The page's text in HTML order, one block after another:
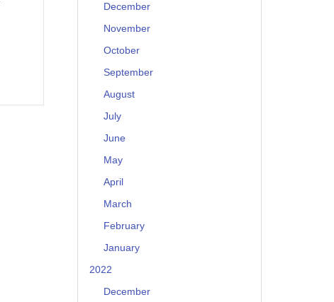
December
November
October
September
August
July
June
May
April
March
February
January
2022
December